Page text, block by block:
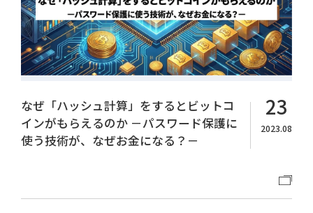
なぜ「ハッシュ計算」をするとビットコ
インがもらえるのか －パスワード保護に
使う技術が、なぜお金になる？－
23
2023.08